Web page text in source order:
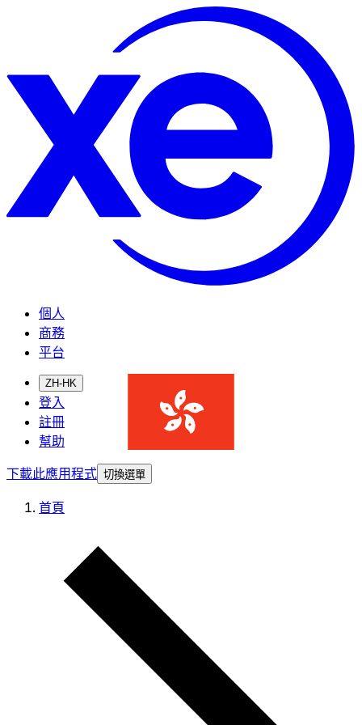
個人
商務
平台
ZH-HK
登入
註冊
幫助
下載此應用程式 切換選單
首頁